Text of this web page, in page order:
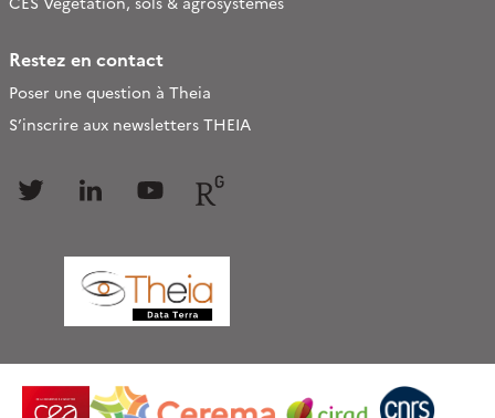
Restez en contact
Poser une question à Theia
S’inscrire aux newsletters THEIA
Follow Follow